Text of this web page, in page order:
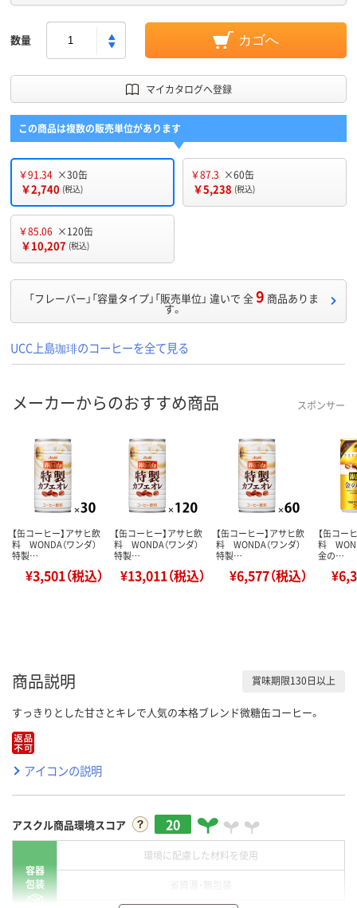
数量 カゴへ
マイカタログへ登録
この商品は複数の販売単位があります
￥91.34 ×30缶
￥2,740 (税込)
￥87.3 ×60缶
￥5,238 (税込)
￥85.06 ×120缶
￥10,207 (税込)
「フレーバー」「容量タイプ」「販売単位」 違いで 全9 商品ありま
す。
UCC上島珈琲のコーヒーを全て見る
メーカーからのおすすめ商品 スポンサー
【缶コーヒー】アサヒ飲
料 WONDA（ワンダ）
特製…
¥3,501（税込）
【缶コーヒー】アサヒ飲
料 WONDA（ワンダ）
特製…
¥13,011（税込）
【缶コーヒー】アサヒ飲
料 WONDA（ワンダ）
特製…
¥6,577（税込）
【缶コー
料
金の…
商品説明 賞味期限130日以上
すっきりとした甘さとキレで人気の本格ブレンド微糖缶コーヒー。
アイコンの説明
アスクル商品環境スコア 20
容器
包装
環境に配慮した材料を使用